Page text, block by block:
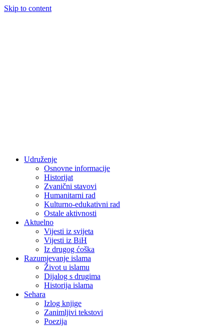
Skip to content
Udruženje
Osnovne informacije
Historijat
Zvanični stavovi
Humanitarni rad
Kulturno-edukativni rad
Ostale aktivnosti
Aktuelno
Vijesti iz svijeta
Vijesti iz BiH
Iz drugog ćoška
Razumjevanje islama
Život u islamu
Dijalog s drugima
Historija islama
Sehara
Izlog knjige
Zanimljivi tekstovi
Poezija